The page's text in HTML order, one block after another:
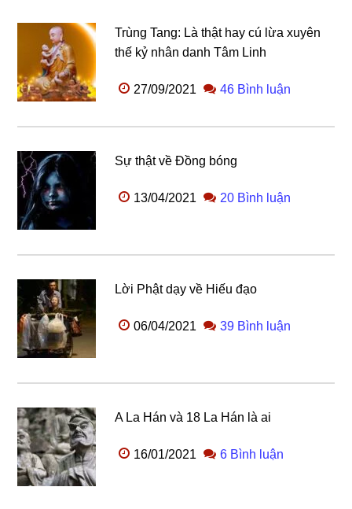
Trùng Tang: Là thật hay cú lừa xuyên
thế kỷ nhân danh Tâm Linh
27/09/2021 46 Bình luận
Sự thật về Đồng bóng
13/04/2021 20 Bình luận
Lời Phật dạy về Hiếu đạo
06/04/2021 39 Bình luận
A La Hán và 18 La Hán là ai
16/01/2021 6 Bình luận